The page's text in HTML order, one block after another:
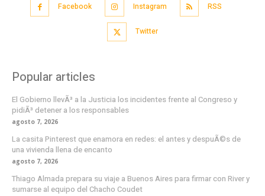
Facebook Instagram RSS
Twitter
Popular articles
El Gobierno llevÃ³ a la Justicia los incidentes frente al Congreso y
pidiÃ³ detener a los responsables
agosto 7, 2026
La casita Pinterest que enamora en redes: el antes y despuÃ©s de
una vivienda llena de encanto
agosto 7, 2026
Thiago Almada prepara su viaje a Buenos Aires para firmar con River y
sumarse al equipo del Chacho Coudet